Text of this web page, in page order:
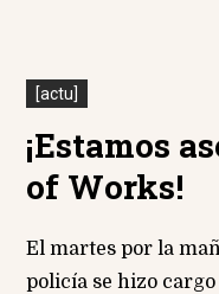
[actu]
¡Estamos
of Works!
El martes por la
policía se hizo